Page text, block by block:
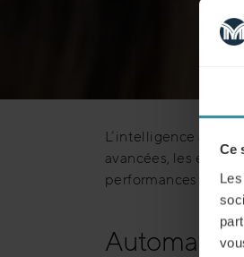
Ce
L’intelligence
avancées, les
performances